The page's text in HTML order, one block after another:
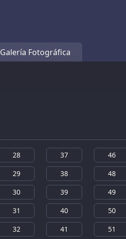
Galería Fotográfica
28
29
30
31
32
37
38
39
40
41
46
48
49
50
51